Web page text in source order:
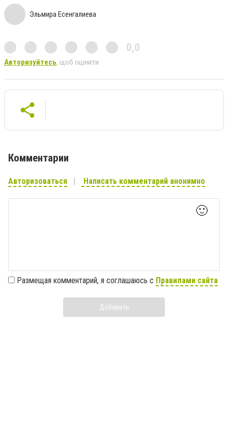
Эльмира Есенгалиева
0,0
Авторизуйтесь, щоб оцінити
Комментарии
Авторизоваться Написать комментарий анонимно
🙂
Размещая комментарий, я соглашаюсь с Правилами сайта
Добавить